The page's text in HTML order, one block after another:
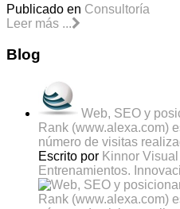
Publicado en Consultoría
Leer más ...
Blog
Web, SEO y
Rank (www.alexa.com)
número de visitas
Escrito por Kinnor
Entrenamientos.